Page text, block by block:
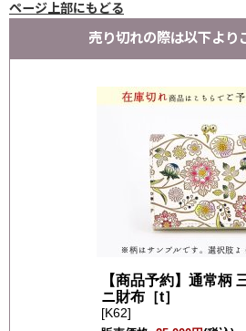
ページ上部にもどる
売り切れの際は以下より